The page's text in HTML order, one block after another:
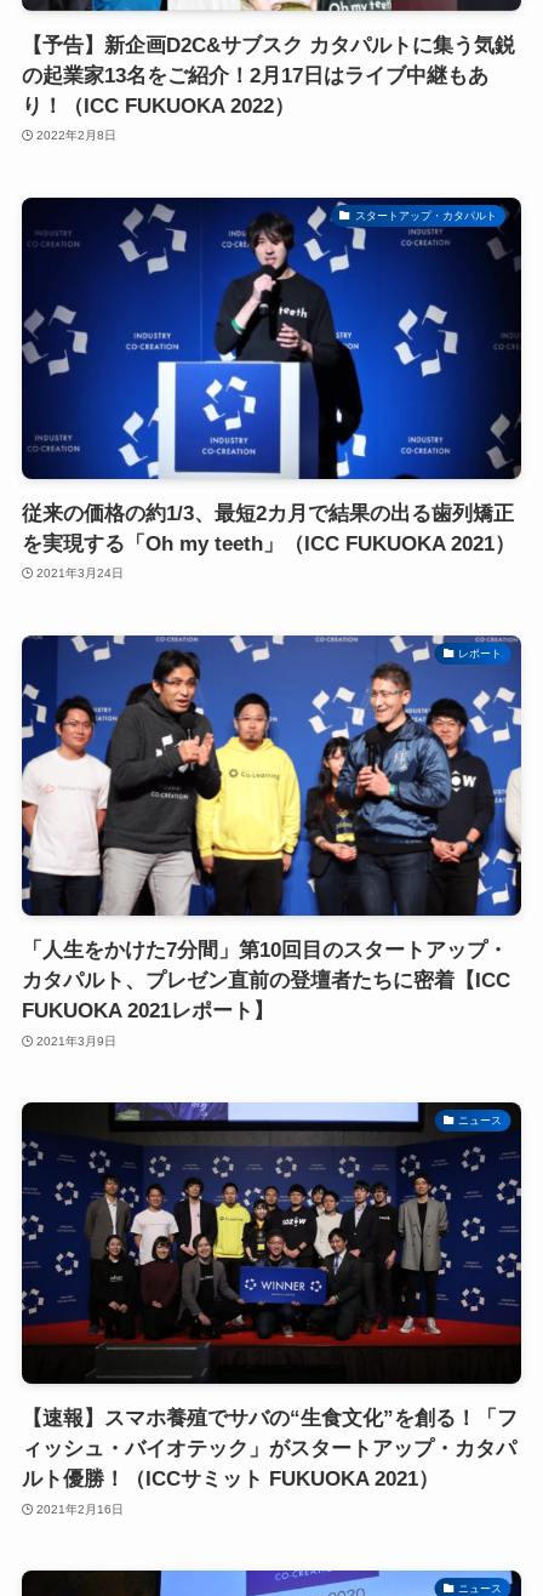
【予告】新企画D2C&サブスク カタパルトに集う気鋭
の起業家13名をご紹介！2月17日はライブ中継もあ
り！（ICC FUKUOKA 2022）
2022年2月8日
スタートアップ・カタパルト
従来の価格の約1/3、最短2カ月で結果の出る歯列矯正
を実現する「Oh my teeth」（ICC FUKUOKA 2021）
2021年3月24日
レポート
「人生をかけた7分間」第10回目のスタートアップ・
カタパルト、プレゼン直前の登壇者たちに密着【ICC
FUKUOKA 2021レポート】
2021年3月9日
ニュース
【速報】スマホ養殖でサバの“生食文化”を創る！「フ
ィッシュ・バイオテック」がスタートアップ・カタパ
ルト優勝！（ICCサミット FUKUOKA 2021）
2021年2月16日
ニュース